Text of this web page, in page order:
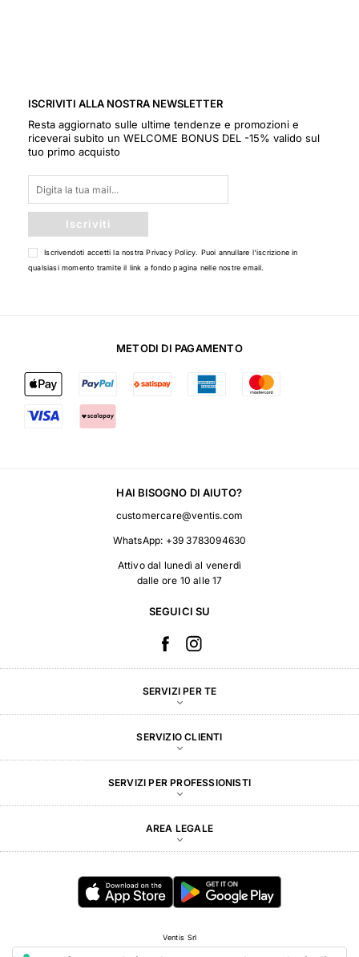
ISCRIVITI ALLA NOSTRA NEWSLETTER
Resta aggiornato sulle ultime tendenze e promozioni e
riceverai subito un WELCOME BONUS DEL -15% valido sul
tuo primo acquisto
Iscriviti
Iscrivendoti accetti la nostraPrivacy Policy . Puoi annullare l'iscrizione in
qualsiasi momento tramite il link a fondo pagina nelle nostre email.
METODI DI PAGAMENTO
HAI BISOGNO DI AIUTO?
customercare@ventis.com
WhatsApp: +39 3783094630
Attivo dal lunedì al venerdì
dalle ore 10 alle 17
SEGUICI SU
SERVIZI PER TE
SERVIZIO CLIENTI
SERVIZI PER PROFESSIONISTI
AREA LEGALE
Ventis Srl